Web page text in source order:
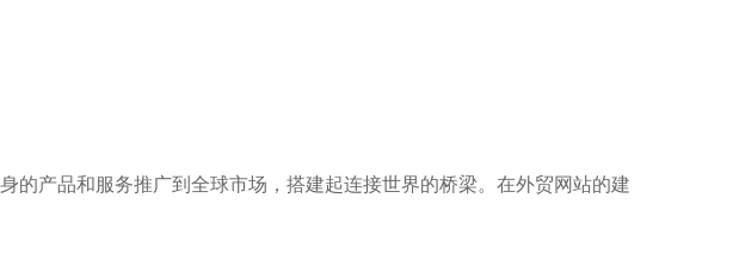
产品和服务推广到全球市场，搭建起连接世界的桥梁。在外贸网站的建